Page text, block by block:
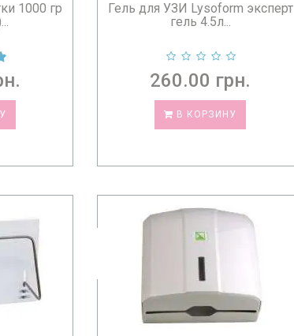
1000 гр
Гель для УЗИ Lysoform эксперт
гель 4.5л...
260.00 грн.
В КОРЗИНУ